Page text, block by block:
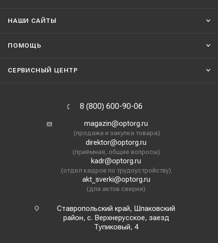
НАШИ CАЙТЫ
ПОМОЩЬ
СЕРВИСНЫЙ ЦЕНТР
8 (800) 600-90-06
magazin@optorg.ru
(продажа и закупка товара)
direktor@optorg.ru
(приёмная, общие вопросы)
kadr@optorg.ru
(отдел кадров по трудоустройству)
akt_sverki@optorg.ru
(для актов сверки)
Ставропольский край, Шпаковский
район, с. Верхнерусское, заезд
Тупиковый, 4